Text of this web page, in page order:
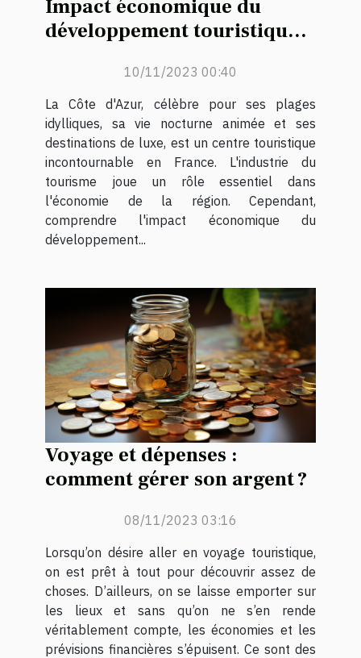
Impact économique du
développement touristique
cas des villages de vacances
10/11/2023 00:40
La Côte d'Azur, célèbre pour ses plages
idylliques, sa vie nocturne animée et ses
destinations de luxe, est un centre touristique
incontournable en France. L'industrie du
tourisme joue un rôle essentiel dans
l'économie de la région. Cependant,
comprendre l'impact économique du
développement...
Voyage et dépenses :
comment gérer son argent ?
08/11/2023 03:16
Lorsqu’on désire aller en voyage touristique,
on est prêt à tout pour découvrir assez de
choses. D’ailleurs, on se laisse emporter sur
les lieux et sans qu’on ne s’en rende
véritablement compte, les économies et les
prévisions financières s’épuisent. Ce sont des